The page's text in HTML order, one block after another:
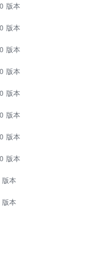
版本
版本
版本
版本
版本
版本
版本
版本
本
本